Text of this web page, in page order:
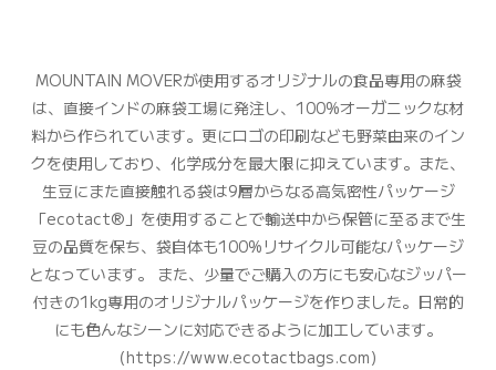
MOUNTAIN MOVERが使用するオリジナルの食品専用の麻袋
は、直接インドの麻袋工場に発注し、100%オーガニックな材
料から作られています。更にロゴの印刷なども野菜由来のイン
クを使用しており、化学成分を最大限に抑えています。また、
生豆にまた直接触れる袋は9層からなる高気密性パッケージ
「ecotact®」を使用することで輸送中から保管に至るまで生
豆の品質を保ち、袋自体も100%リサイクル可能なパッケージ
となっています。 また、少量でご購入の方にも安心なジッパー
付きの1kg専用のオリジナルパッケージを作りました。日常的
にも色んなシーンに対応できるように加工しています。
（https://www.ecotactbags.com）